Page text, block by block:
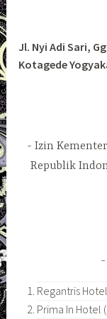
Jl. Nyi Adi Sari,
Kotagede
Izin
Republik
Regantris
Prima In Hotel